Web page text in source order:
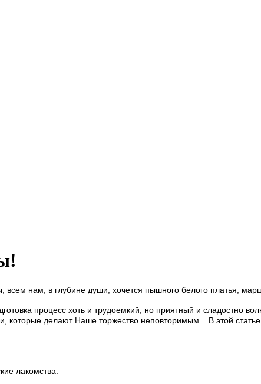
нам, в глубине души, хочется пышного белого платья,
процесс хоть и трудоемкий, но приятный и сладостно
которые делают Наше торжество неповторимым....В этой
лакомства: